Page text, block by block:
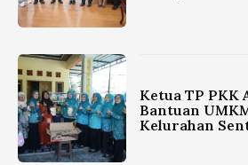
Ketua TP PKK
Bantuan
Kelurahan